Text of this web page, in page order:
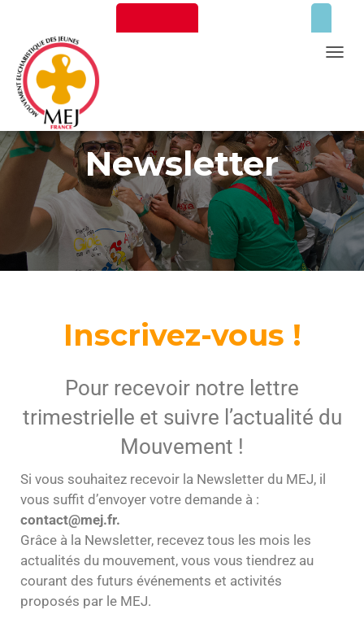
Newsletter
G
L
N
A
V
G
Newsletter
Inscrivez-vous !
Pour recevoir notre lettre
trimestrielle et suivre l’actualité du
Mouvement !
Si vous souhaitez recevoir la Newsletter du MEJ, il
vous suffit d’envoyer votre demande à :
contact@mej.fr.
Grâce à la Newsletter, recevez tous les mois les
actualités du mouvement, vous vous tiendrez au
courant des futurs événements et activités
proposés par le MEJ.